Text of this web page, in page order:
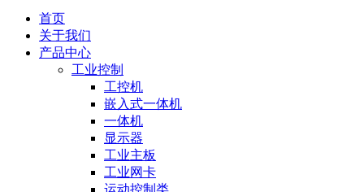
首页
关于我们
产品中心
工业控制
工控机
嵌入式一体机
一体机
显示器
工业主板
工业网卡
运动控制类